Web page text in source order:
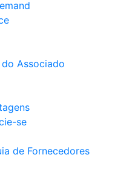
Associado
se
de Fornecedores